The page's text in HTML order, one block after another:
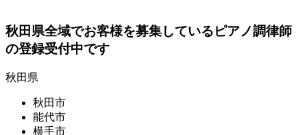
秋田県全域でお客様を募集しているピアノ調律師
の登録受付中です
秋田県
秋田市
能代市
横手市